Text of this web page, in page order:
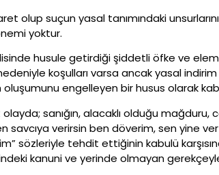
olup suçun yasal tanımındaki
yoktur.
husule getirdiği şiddetli öfke ve
koşulları varsa ancak yasal
engelleyen bir husus olarak
sanığın, alacaklı olduğu
savcıya verirsin ben döverim, sen yine
sözleriyle tehdit ettiğinin kabulü
kanuni ve yerinde olmayan